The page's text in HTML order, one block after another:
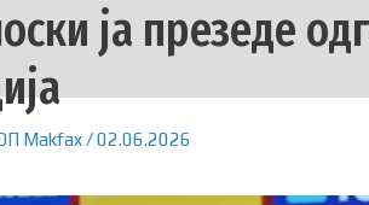
ја презеде
Makfax/02.06.2026